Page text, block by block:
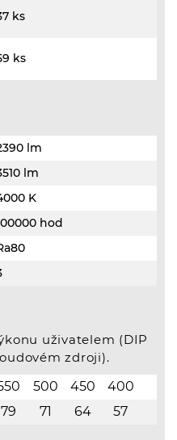
ks
ks
lm
lm
K
hod
uživatelem (DIP
zdroji).
500 450 400
79 71 64 57